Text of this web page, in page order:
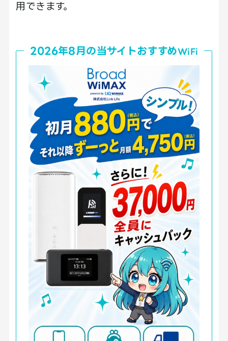
用できます。
2026年8月の当サイトおすすめWiFi